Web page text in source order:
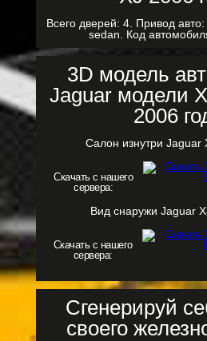
Всего дверей: 4. Привод
sedan. Код
3D модель
Jaguar модели
2006
Салон изнутри Jaguar
Скачать с нашего
сервера:
Вид снаружи Jaguar
Скачать с нашего
сервера:
Сгенерируй
своего